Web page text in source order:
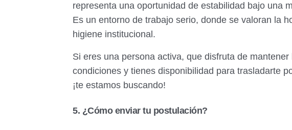
representa una oportunidad de estabilidad bajo una
Es un entorno de trabajo serio, donde se valoran la
higiene institucional.
Si eres una persona activa, que disfruta de
condiciones y tienes disponibilidad para trasladarte
¡te estamos buscando!
5. ¿Cómo enviar tu postulación?